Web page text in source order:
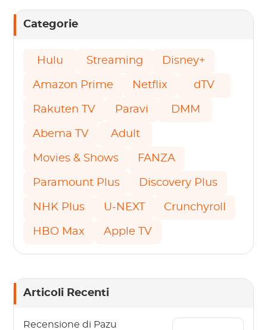
Categorie
Hulu Streaming Disney+
Amazon Prime Netflix dTV
Rakuten TV Paravi DMM
Abema TV Adult
Movies & Shows FANZA
Paramount Plus Discovery Plus
NHK Plus U-NEXT Crunchyroll
HBO Max Apple TV
Articoli Recenti
Recensione di Pazu